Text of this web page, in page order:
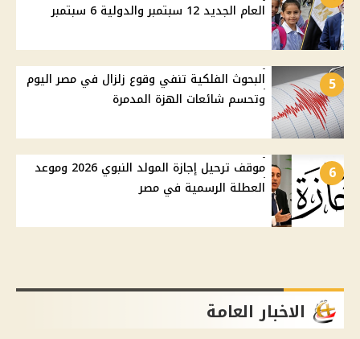
العام الجديد 12 سبتمبر والدولية 6 سبتمبر
5
البحوث الفلكية تنفي وقوع زلزال في مصر اليوم
وتحسم شائعات الهزة المدمرة
6
موقف ترحيل إجازة المولد النبوي 2026 وموعد
العطلة الرسمية في مصر
الاخبار العامة